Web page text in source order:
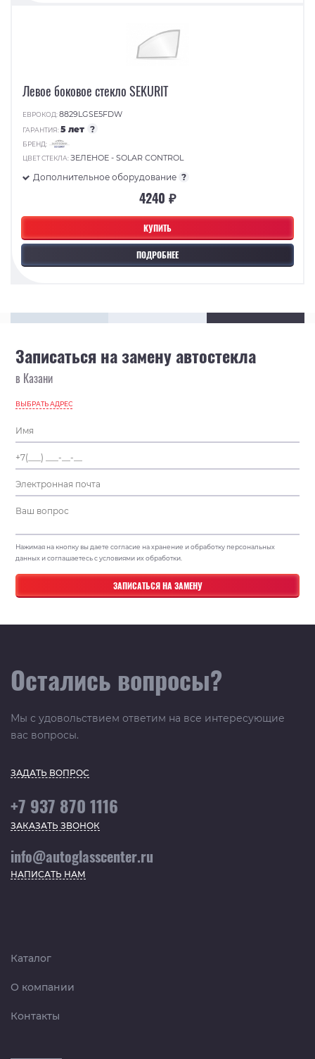
КУПИТЬ
ПОДРОБНЕЕ
Левое боковое стекло SEKURIT
ЕВРОКОД:8829LGSE5FDW
ГАРАНТИЯ:5 лет ?
БРЕНД:
ЦВЕТ СТЕКЛА:ЗЕЛЕНОЕ - SOLAR CONTROL
Дополнительное оборудование ?
4240 ₽
Записаться на замену автостекла
в Казани
ВЫБРАТЬ АДРЕС
Нажимая на кнопку вы даете согласие на хранение и обработку персональных
данных и соглашаетесь с условиями их обработки.
Остались вопросы?
Мы с удовольствием ответим на все интересующие
вас вопросы.
ЗАДАТЬ ВОПРОС
+7 937 870 1116
ЗАКАЗАТЬ ЗВОНОК
info@autoglasscenter.ru
НАПИСАТЬ НАМ
Каталог
О компании
Контакты